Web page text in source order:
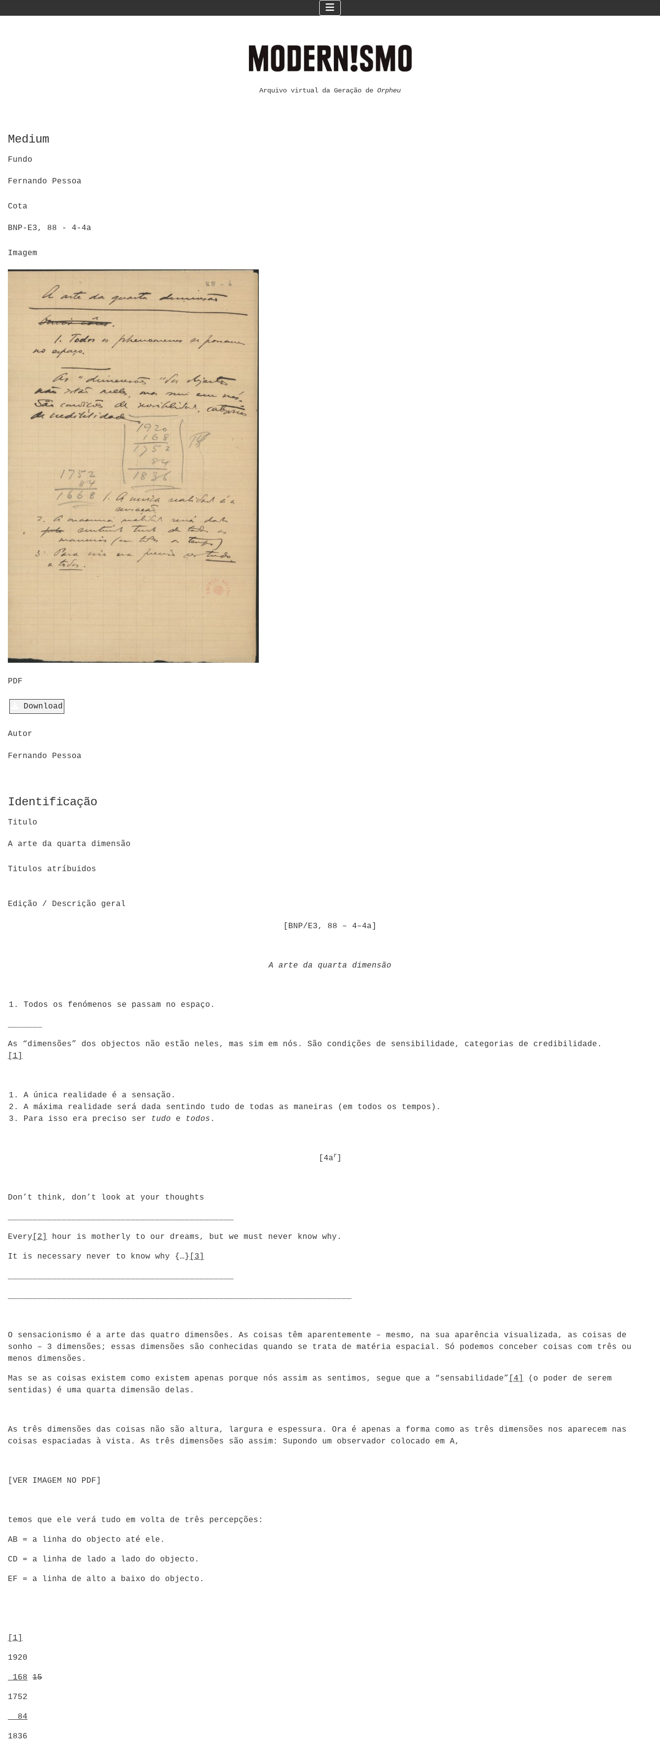
Arquivo virtual da Geração de Orpheu
Medium
Fundo
Fernando Pessoa
Cota
BNP-E3, 88 - 4-4a
Imagem
PDF
Download
Autor
Fernando Pessoa
Identificação
Titulo
A arte da quarta dimensão
Titulos atríbuidos
Edição / Descrição geral
[BNP/E3, 88 – 4–4a]
A arte da quarta dimensão
Todos os fenómenos se passam no espaço.
As “dimensões” dos objectos não estão neles, mas sim em nós. São condições de sensibilidade, categorias de credibilidade.
[1]
A única realidade é a sensação.
A máxima realidade será dada sentindo tudo de todas as maneiras (em todos os tempos).
Para isso era preciso ser
tudo e todos .
[4ar
Don’t think, don’t look at your thoughts
Every [2] hour is motherly to our dreams, but we must never know why.
It is necessary never to know why {…} [3]
O sensacionismo é a arte das quatro dimensões. As coisas têm aparentemente – mesmo, na sua aparência visualizada, as coisas de
sonho – 3 dimensões; essas dimensões são conhecidas quando se trata de matéria espacial. Só podemos conceber coisas com três ou
menos dimensões.
Mas se as coisas existem como existem apenas porque nós assim as sentimos, segue que a “sensabilidade” [4]
(o poder de serem
sentidas) é uma quarta dimensão delas.
As três dimensões das coisas não são altura, largura e espessura. Ora é apenas a forma como as três dimensões nos aparecem nas
coisas espaciadas à vista. As três dimensões são assim: Supondo um observador colocado em A,
[VER IMAGEM NO PDF]
temos que ele verá tudo em volta de três percepções:
AB = a linha do objecto até ele.
CD = a linha de lado a lado do objecto.
EF = a linha de alto a baixo do objecto.
[1]
1920
168 15
1752
84
1836